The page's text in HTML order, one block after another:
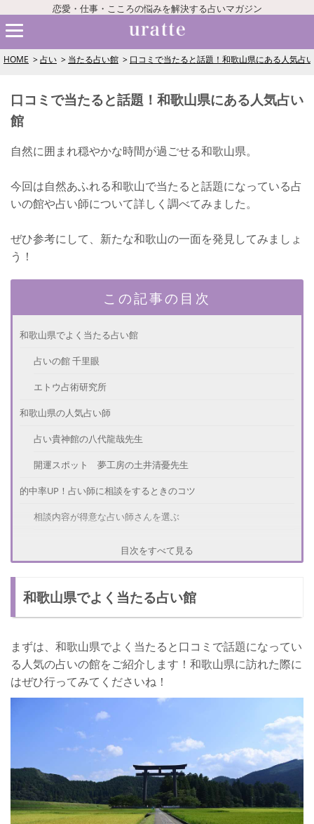
恋愛・仕事・こころの悩みを解決する占いマガジン
HOME 占い 当たる占い館 口コミで当たると話題！和歌山県にある人気占
口コミで当たると話題！和歌山県にある人気占い
館
自然に囲まれ穏やかな時間が過ごせる和歌山県。
今回は自然あふれる和歌山で当たると話題になっている占
いの館や占い師について詳しく調べてみました。
ぜひ参考にして、新たな和歌山の一面を発見してみましょ
う！
この記事の目次
和歌山県でよく当たる占い館
占いの館 千里眼
エトウ占術研究所
和歌山県の人気占い師
占い貴神館の八代龍哉先生
開運スポット 夢工房の土井清憂先生
的中率UP！占い師に相談をするときのコツ
相談内容が得意な占い師さんを選ぶ
目次をすべて見る
和歌山県でよく当たる占い館
まずは、和歌山県でよく当たると口コミで話題になってい
る人気の占いの館をご紹介します！和歌山県に訪れた際に
はぜひ行ってみてくださいね！